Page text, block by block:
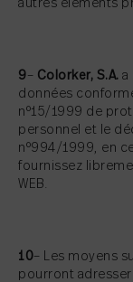
autres éléments
9– Colorker, S.A. a
données
nº15/1999 de
personnel et le
nº994/1999, en
fournissez
WEB.
10– Les moyens
pourront